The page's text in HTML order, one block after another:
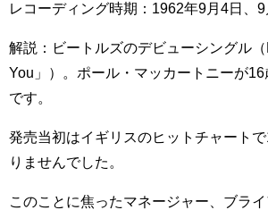
レコーディング時期：1962年9月4日、9
解説：ビートルズのデビューシングル
You」）。ポール・マッカートニーが
です。
発売当初はイギリスのヒットチャート
りませんでした。
このことに焦ったマネージャー、ブラ